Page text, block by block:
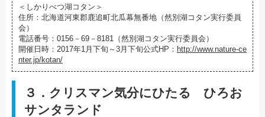
＜しかりべつ湖コタン＞
住所：北海道河東郡鹿追町北瓜幕無番地（然別湖コタン実行委員
会）
電話番号：0156－69－8181（然別湖コタン実行委員会）
開催日時：2017年1月下旬～3月下旬公式HP： http://www.nature-ce
nter.jp/kotan/
３．クリスマン気分にひたる ひろお
サンタランド